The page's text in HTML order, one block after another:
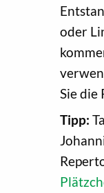
oder
Sie die
Tipp: